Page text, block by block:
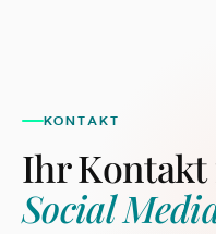
KONTAKT
Ihr
Social